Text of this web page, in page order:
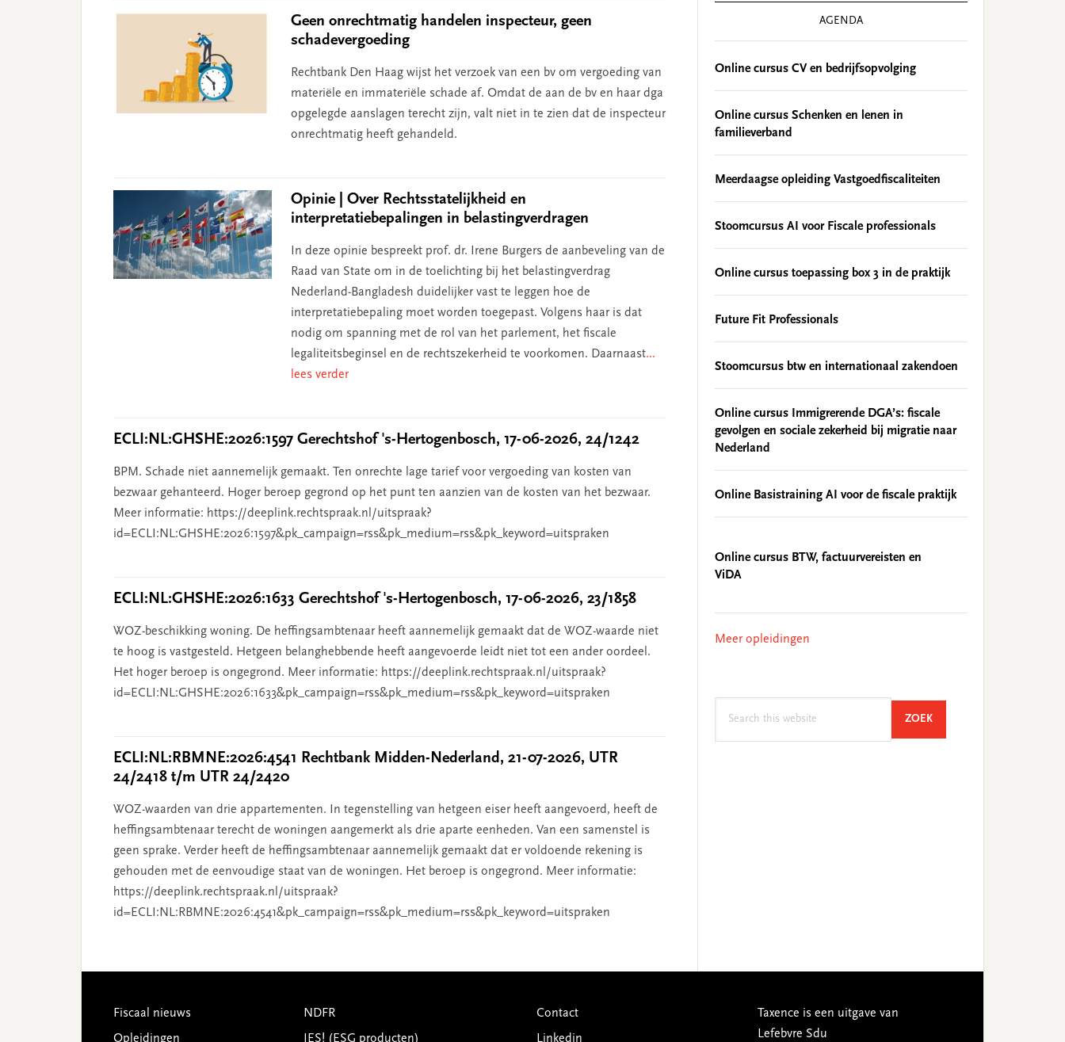
Geen onrechtmatig handelen inspecteur, geen
schadevergoeding
Rechtbank Den Haag wijst het verzoek van een bv om vergoeding van
materiële en immateriële schade af. Omdat de aan de bv en haar dga
opgelegde aanslagen terecht zijn, valt niet in te zien dat de inspecteur
onrechtmatig heeft gehandeld.
Opinie | Over Rechtsstatelijkheid en
interpretatiebepalingen in belastingverdragen
In deze opinie bespreekt prof. dr. Irene Burgers de aanbeveling van de
Raad van State om in de toelichting bij het belastingverdrag
Nederland-Bangladesh duidelijker vast te leggen hoe de
interpretatiebepaling moet worden toegepast. Volgens haar is dat
nodig om spanning met de rol van het parlement, het fiscale
legaliteitsbeginsel en de rechtszekerheid te voorkomen. Daarnaast...
lees verder
ECLI:NL:GHSHE:2026:1597 Gerechtshof 's-Hertogenbosch, 17-06-2026, 24/1242
BPM. Schade niet aannemelijk gemaakt. Ten onrechte lage tarief voor vergoeding van kosten van
bezwaar gehanteerd. Hoger beroep gegrond op het punt ten aanzien van de kosten van het bezwaar.
Meer informatie: https://deeplink.rechtspraak.nl/uitspraak?
id=ECLI:NL:GHSHE:2026:1597&pk_campaign=rss&pk_medium=rss&pk_keyword=uitspraken
ECLI:NL:GHSHE:2026:1633 Gerechtshof 's-Hertogenbosch, 17-06-2026, 23/1858
WOZ-beschikking woning. De heffingsambtenaar heeft aannemelijk gemaakt dat de WOZ-waarde niet
te hoog is vastgesteld. Hetgeen belanghebbende heeft aangevoerde leidt niet tot een ander oordeel.
Het hoger beroep is ongegrond. Meer informatie: https://deeplink.rechtspraak.nl/uitspraak?
id=ECLI:NL:GHSHE:2026:1633&pk_campaign=rss&pk_medium=rss&pk_keyword=uitspraken
ECLI:NL:RBMNE:2026:4541 Rechtbank Midden-Nederland, 21-07-2026, UTR
24/2418 t/m UTR 24/2420
WOZ-waarden van drie appartementen. In tegenstelling van hetgeen eiser heeft aangevoerd, heeft de
heffingsambtenaar terecht de woningen aangemerkt als drie aparte eenheden. Van een samenstel is
geen sprake. Verder heeft de heffingsambtenaar aannemelijk gemaakt dat er voldoende rekening is
gehouden met de eenvoudige staat van de woningen. Het beroep is ongegrond. Meer informatie:
https://deeplink.rechtspraak.nl/uitspraak?
id=ECLI:NL:RBMNE:2026:4541&pk_campaign=rss&pk_medium=rss&pk_keyword=uitspraken
AGENDA
Online cursus CV en bedrijfsopvolging
Online cursus Schenken en lenen in
familieverband
Meerdaagse opleiding Vastgoedfiscaliteiten
Stoomcursus AI voor Fiscale professionals
Online cursus toepassing box 3 in de praktijk
Future Fit Professionals
Stoomcursus btw en internationaal zakendoen
Online cursus Immigrerende DGA’s: fiscale
gevolgen en sociale zekerheid bij migratie naar
Nederland
Online Basistraining AI voor de fiscale praktijk
Online cursus BTW, factuurvereisten en
ViDA
Meer opleidingen
ZOEKSEARCH
Footer
Fiscaal nieuws
Opleidingen
NDFR
JES! (ESG producten)
Contact
Linkedin
Taxence is een uitgave van
Lefebvre Sdu